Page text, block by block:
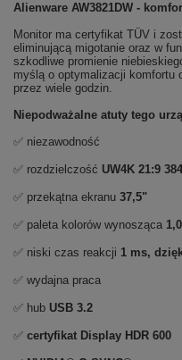
Alienware AW3821DW -
Monitor ma certyfikat TÜV i
eliminującą migotanie oraz w
szkodliwe promienie
myślą o optymalizacji komfortu
przez wiele godzin.
Niepodważalne atuty tego
✅ niezawodność
✅ rozdzielczość UW4K 21:9
✅ przekątna ekranu 37,5"
✅ paleta kolorów wynosząca
✅ niski czas reakcji 1 ms,
✅ wydajna praca
✅ hub USB 3.2
✅ certyfikat Display HDR 600